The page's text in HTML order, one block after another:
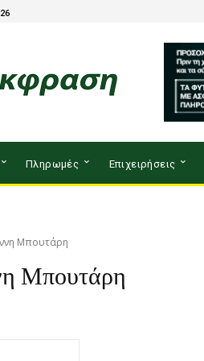
Πληρωμές Επιχειρήσεις
Μπουτάρη
Μπουτάρη